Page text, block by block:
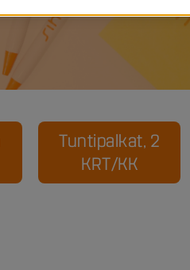
Tuntipalkat, 2
KRT/KK